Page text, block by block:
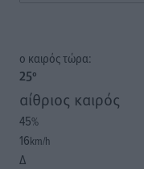
o καιρός τώρα:
25°
αίθριος καιρός
45%
16km/h
Δ